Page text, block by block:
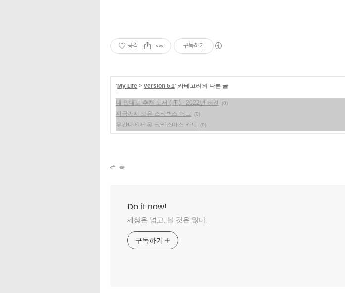
공감 구독하기
'My Life > version 6.1' 카테고리의 다른 글
내 맘대로 추천 도서 ( IT ) - 2022년 버전 (0)
지금까지 모은 스타벅스 머그 (0)
우간다에서 온 크리스마스 카드 (0)
Do it now!
세상은 넓고, 볼 것은 많다.
구독하기
«